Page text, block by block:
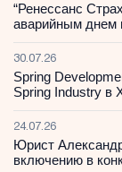
“Ренессанс
аварийным днем
30.07.26
Spring
Spring Industry в
24.07.26
Юрист
включению в